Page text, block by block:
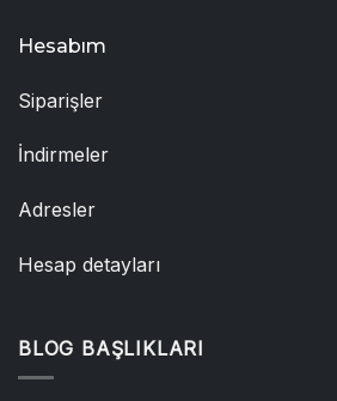
Hesabım
Siparişler
İndirmeler
Adresler
Hesap detayları
BLOG BAŞLIKLARI